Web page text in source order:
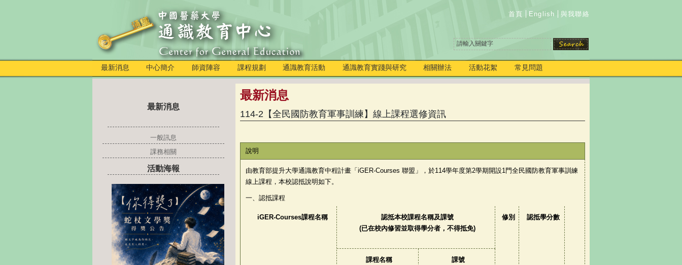
首頁 English 與我聯絡
最新消息 中心簡介 師資陣容 課程規劃 通識教育活動 通識教育實踐與研究 相關辦法 活動花絮 常見問題
最新消息
一般訊息
課務相關
活動海報
最新消息
114-2【全民國防教育軍事訓練】線上課程選修資訊
說明
由教育部提升大學通識教育中程計畫「iGER-Courses 聯盟」，於114學年度第2學期開設1門全民國防教育軍事訓練
線上課程，本校認抵說明如下。
一、認抵課程
iGER-Courses課程名稱
認抵本校課程名稱及課號
(已在校內修習並取得學分者，不得抵免)
修別 認抵學分數
課程名稱 課號